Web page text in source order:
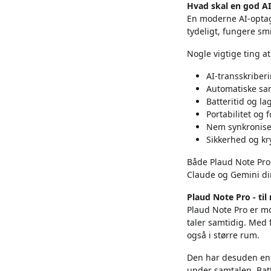
Hvad skal en god
En moderne AI-
tydeligt, fungere
Nogle vigtige ting
AI-
Automatiske
Batteritid og
Portabilitet og
Nem
Sikkerhed og
Både Plaud Note
Claude og Gemini
Plaud Note Pro -
Plaud Note Pro er
taler samtidig. Med
også i større rum.
Den har desuden